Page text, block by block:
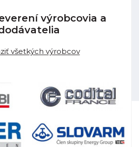
výrobcovia a
všetkých výrobcov